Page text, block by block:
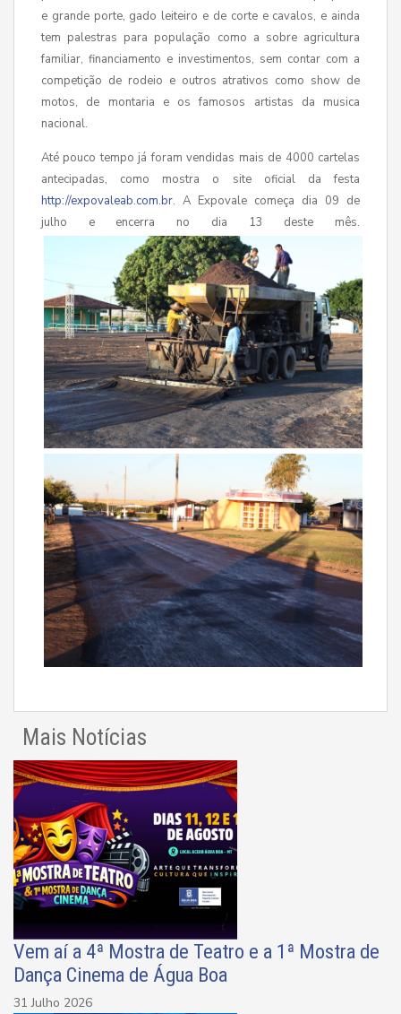
e grande porte, gado leiteiro e de corte e cavalos, e ainda
tem palestras para população como a sobre agricultura
familiar, financiamento e investimentos, sem contar com a
competição de rodeio e outros atrativos como show de
motos, de montaria e os famosos artistas da musica
nacional.
Até pouco tempo já foram vendidas mais de 4000 cartelas
antecipadas, como mostra o site oficial da festa
http://expovaleab.com.br. A Expovale começa dia 09 de
julho e encerra no dia 13 deste mês.
Mais Notícias
Vem aí a 4ª Mostra de Teatro e a 1ª Mostra de
Dança Cinema de Água Boa
31 Julho 2026